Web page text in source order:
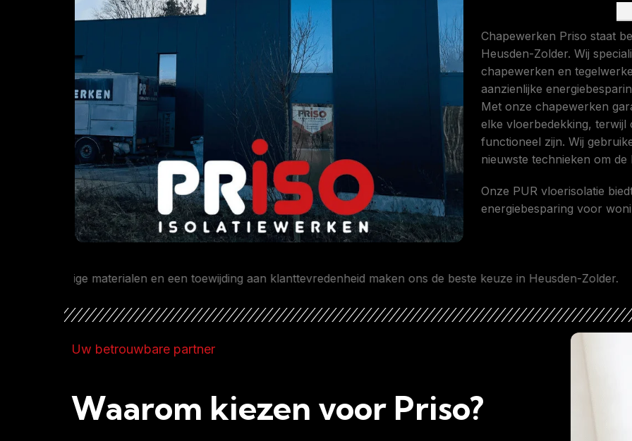
Chapewerken Priso staat
Heusden-Zolder. Wij
chapewerken en
aanzienlijke
Met onze chapewerken
elke vloerbedekking, terwijl
functioneel zijn. Wij
nieuwste technieken om
Onze PUR vloerisolatie
energiebesparing voor
materialen en een toewijding aan klanttevredenheid maken ons de beste keuze in Heusden-Zolder.
Uw betrouwbare partner
Waarom kiezen voor Priso?